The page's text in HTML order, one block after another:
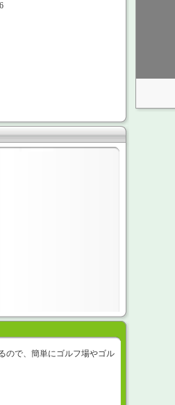
ので、簡単にゴルフ場やゴル